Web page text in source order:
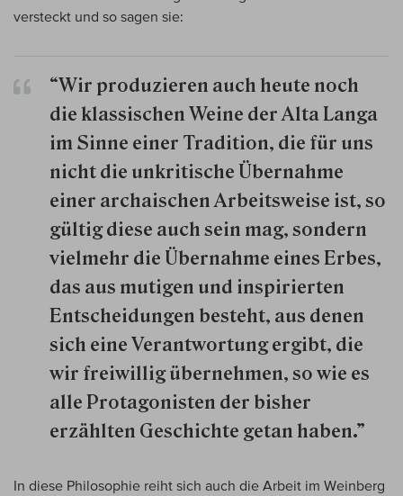
versteckt und so sagen sie:
“Wir produzieren auch heute noch
die klassischen Weine der Alta Langa
im Sinne einer Tradition, die für uns
nicht die unkritische Übernahme
einer archaischen Arbeitsweise ist, so
gültig diese auch sein mag, sondern
vielmehr die Übernahme eines Erbes,
das aus mutigen und inspirierten
Entscheidungen besteht, aus denen
sich eine Verantwortung ergibt, die
wir freiwillig übernehmen, so wie es
alle Protagonisten der bisher
erzählten Geschichte getan haben.”
In diese Philosophie reiht sich auch die Arbeit im Weinberg